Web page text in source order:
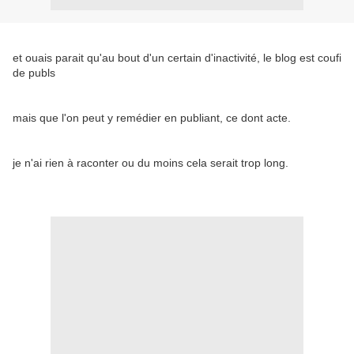
et ouais parait qu'au bout d'un certain d'inactivité, le blog est coufi
de publs
mais que l'on peut y remédier en publiant, ce dont acte.
je n'ai rien à raconter ou du moins cela serait trop long.